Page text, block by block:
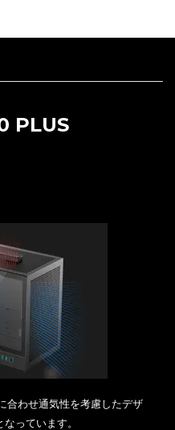
PLUS
合わせ通気性を考慮したデザ
っています。